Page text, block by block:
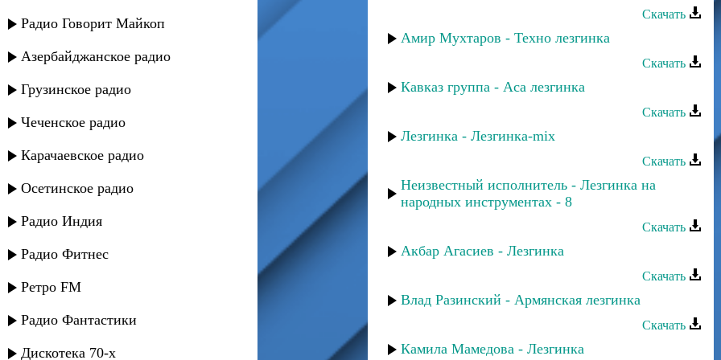
Радио Говорит Майкоп
Азербайджанское радио
Грузинское радио
Чеченское радио
Карачаевское радио
Осетинское радио
Радио Индия
Радио Фитнес
Ретро FM
Радио Фантастики
Дискотека 70-х
Скачать
Амир Мухтаров - Техно лезгинка
Скачать
Кавказ группа - Аса лезгинка
Скачать
Лезгинка - Лезгинка-mix
Скачать
Неизвестный исполнитель - Лезгинка на
народных инструментах - 8
Скачать
Акбар Агасиев - Лезгинка
Скачать
Влад Разинский - Армянская лезгинка
Скачать
Камила Мамедова - Лезгинка